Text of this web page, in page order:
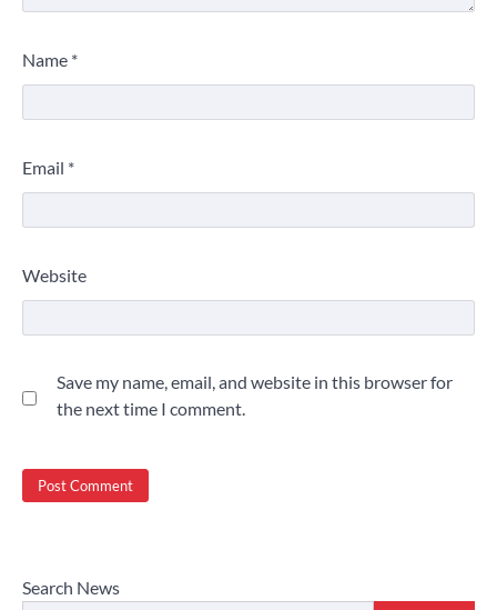
Name *
Email *
Website
Save my name, email, and website in this browser for
the next time I comment.
Search News